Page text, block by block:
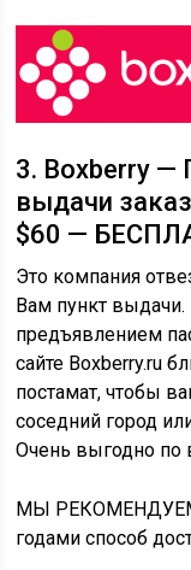
3. Boxberry —
выдачи
$60 —
Это компания
Вам пункт выдачи.
предъявлением
сайте Boxberry.ru
постамат, чтобы
соседний город
Очень выгодно по
МЫ РЕКОМЕНДУЕМ
годами способ